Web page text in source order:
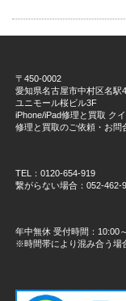
〒450-0002
愛知県名古屋市中村区名駅
ユニモール桜ビル3F
iPhone/iPad修理と買取 ク
修理と買取のご依頼・お問
TEL：0120-654-919
繋がらない場合：052-462-
年中無休 受付時間：10:00
※時間帯により混み合う場